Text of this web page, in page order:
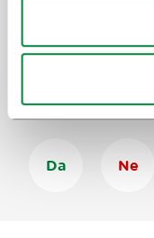
Pomagajte
Ste našli
Da Ne